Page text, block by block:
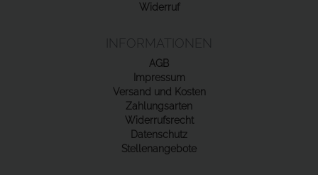
Widerruf
INFORMATIONEN
AGB
Impressum
Versand und Kosten
Zahlungsarten
Widerrufsrecht
Datenschutz
Stellenangebote